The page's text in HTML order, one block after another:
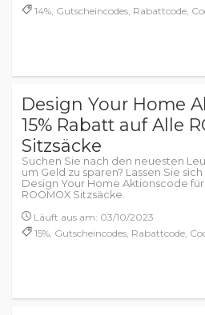
14%, Gutscheincodes, Rabattcode,
Design Your Home
15% Rabatt auf Alle
Sitzsäcke
Suchen Sie nach den neuesten
um Geld zu sparen? Lassen Sie
Design Your Home Aktionscode für
ROOMOX Sitzsäcke.
Läuft aus am: 03/10/2023
15%, Gutscheincodes, Rabattcode,